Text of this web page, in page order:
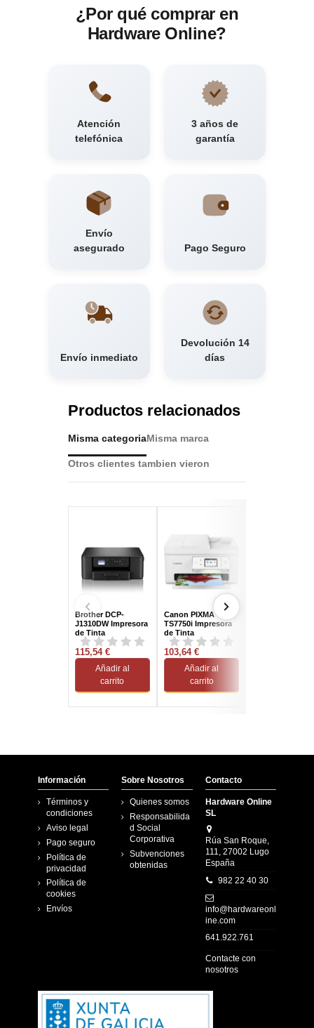
¿Por qué comprar en
Hardware Online?
Atención
telefónica
3 años de
garantía
Envío
asegurado
Pago Seguro
Envío inmediato
Devolución 14
días
Productos relacionados
Misma categoriaMisma marca
Otros clientes tambien vieron
Brother DCP-
J1310DW Impresora
de Tinta
Multifunción Color
WiFi Negra
115,54 €
Añadir al
carrito
Canon PIXMA
TS7750i Impresora
de Tinta
Multifunción Color
WiFi Blanca
103,64 €
Añadir al
carrito
Información
Términos y
condiciones
Aviso legal
Pago seguro
Política de
privacidad
Política de
cookies
Envíos
Sobre Nosotros
Quienes somos
Responsabilida
d Social
Corporativa
Subvenciones
obtenidas
Contacto
Hardware Online
SL
Rúa San Roque,
111, 27002 Lugo
España
982 22 40 30
info@hardwareonl
ine.com
641.922.761
Contacte con
nosotros